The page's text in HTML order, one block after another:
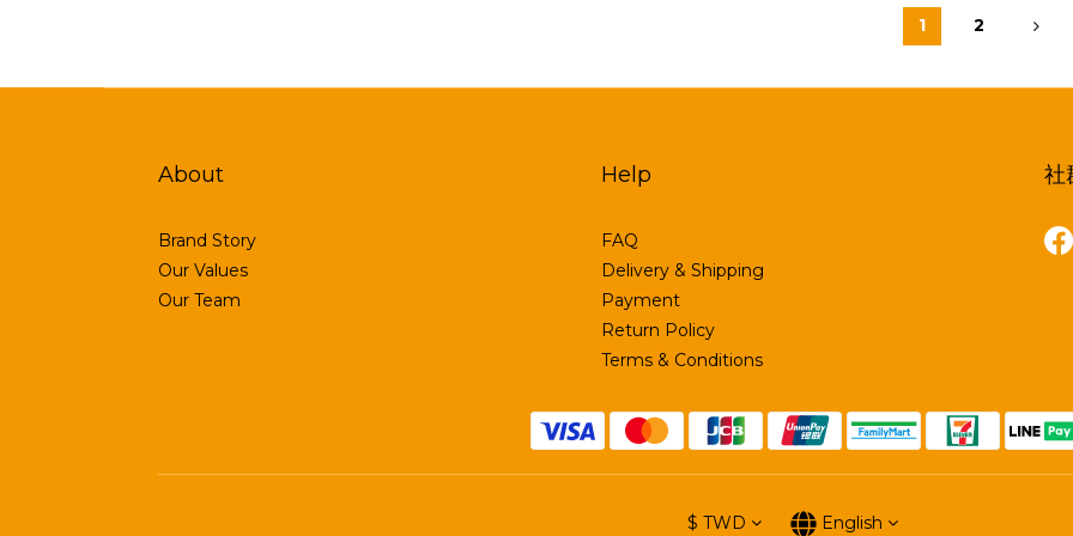
1 2
About
Brand Story
Our Values
Our Team
Help
FAQ
Delivery & Shipping
Payment
Return Policy
Terms & Conditions
社
$ TWD English